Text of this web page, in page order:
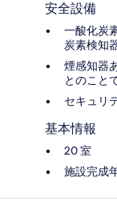
安全設備
一酸化炭
炭素検知
煙感知器
とのこと
セキュリ
基本情報
20 室
施設完成